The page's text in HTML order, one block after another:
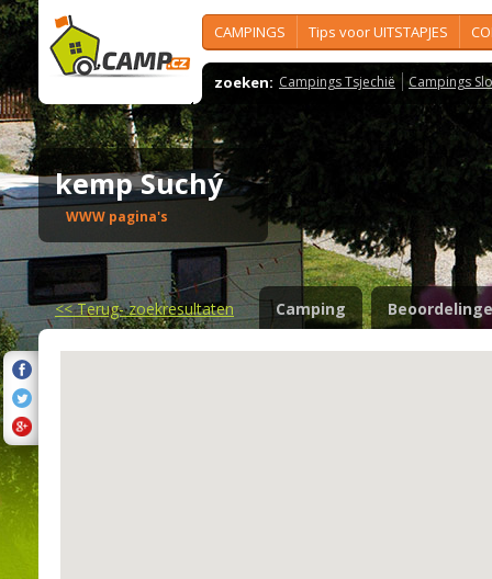
CAMPINGS Tips voor UITSTAPJES
zoeken: Campings Tsjechië Campings
kemp Suchý
WWW pagina's
<<Terug- zoekresultaten Camping